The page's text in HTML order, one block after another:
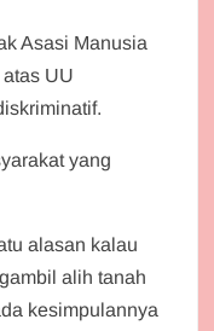
Asasi Manusia
UU
yang
alasan kalau
alih tanah
kesimpulannya